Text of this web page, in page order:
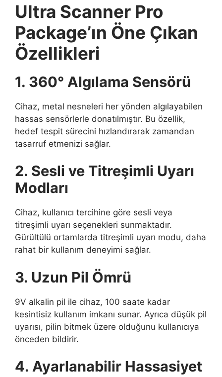
Ultra Scanner Pro
Package’ın Öne Çıkan
Özellikleri
1. 360° Algılama Sensörü
Cihaz, metal nesneleri her yönden algılayabilen
hassas sensörlerle donatılmıştır. Bu özellik,
hedef tespit sürecini hızlandırarak zamandan
tasarruf etmenizi sağlar.
2. Sesli ve Titreşimli Uyarı
Modları
Cihaz, kullanıcı tercihine göre sesli veya
titreşimli uyarı seçenekleri sunmaktadır.
Gürültülü ortamlarda titreşimli uyarı modu, daha
rahat bir kullanım deneyimi sağlar.
3. Uzun Pil Ömrü
9V alkalin pil ile cihaz, 100 saate kadar
kesintisiz kullanım imkanı sunar. Ayrıca düşük pil
uyarısı, pilin bitmek üzere olduğunu kullanıcıya
önceden bildirir.
4. Ayarlanabilir Hassasiyet